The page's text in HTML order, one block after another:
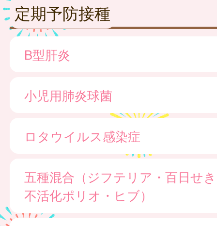
定期予防接種
B型肝炎
小児用肺炎球菌
ロタウイルス感染症
五種混合（ジフテリア・百日せ
不活化ポリオ・ヒブ）